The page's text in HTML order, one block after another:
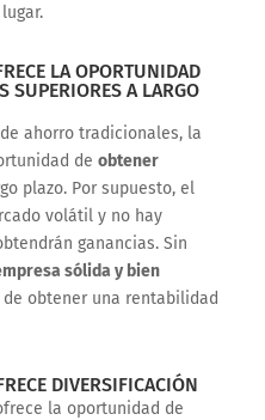
LA OPORTUNIDAD
SUPERIORES A LARGO
ahorro tradicionales, la
de obtener
plazo. Por supuesto, el
volátil y no hay
ganancias. Sin
sólida y bien
obtener una rentabilidad
DIVERSIFICACIÓN
la oportunidad de